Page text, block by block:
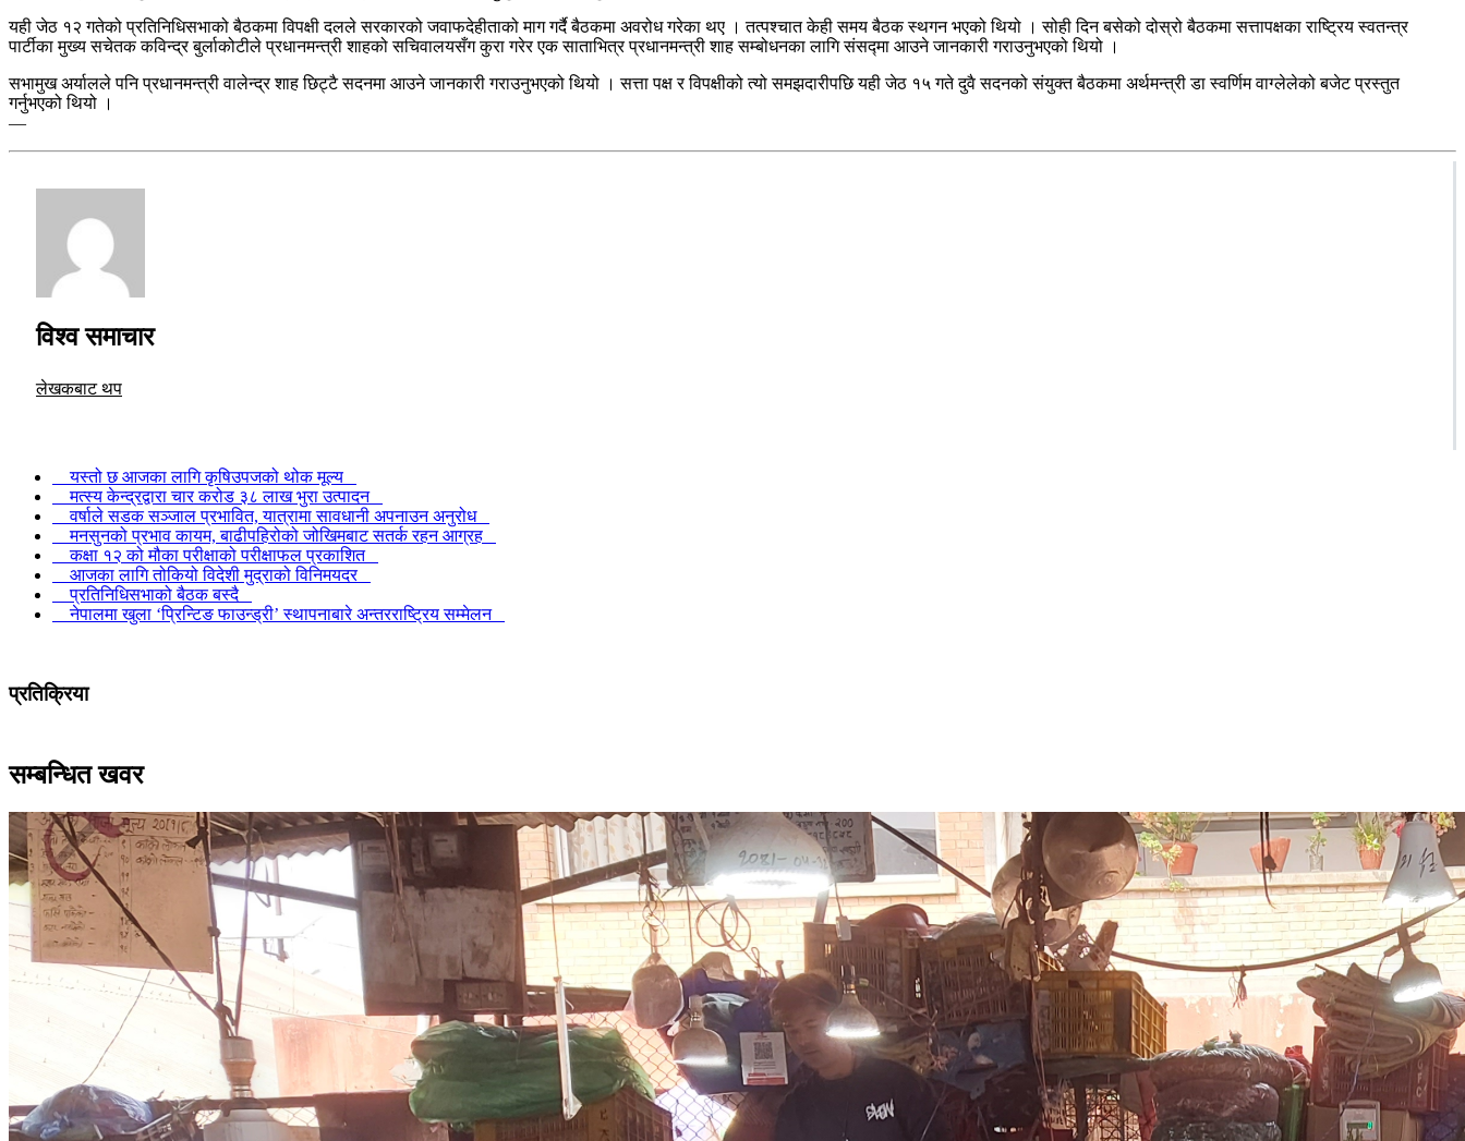
यही जेठ १२ गतेको प्रतिनिधिसभाको बैठकमा विपक्षी दलले सरकारको जवाफदेहीताको माग गर्दै बैठकमा अवरोध गरेका थए । तत्पश्चात केही समय बैठक स्थगन भएको थियो । सोही दिन बसेको दोस्रो बैठकमा सत्तापक्षका राष्ट्रिय स्वतन्त्र
पार्टीका मुख्य सचेतक कविन्द्र बुर्लाकोटीले प्रधानमन्त्री शाहको सचिवालयसँग कुरा गरेर एक साताभित्र प्रधानमन्त्री शाह सम्बोधनका लागि संसद्मा आउने जानकारी गराउनुभएको थियो ।
सभामुख अर्यालले पनि प्रधानमन्त्री वालेन्द्र शाह छिट्टै सदनमा आउने जानकारी गराउनुभएको थियो । सत्ता पक्ष र विपक्षीको त्यो समझदारीपछि यही जेठ १५ गते दुवै सदनको संयुक्त बैठकमा अर्थमन्त्री डा स्वर्णिम वाग्लेलेको बजेट प्रस्तुत
गर्नुभएको थियो ।
—
विश्व समाचार
लेखकबाट थप
यस्तो छ आजका लागि कृषिउपजको थोक मूल्य
मत्स्य केन्द्रद्वारा चार करोड ३८ लाख भुरा उत्पादन
वर्षाले सडक सञ्जाल प्रभावित, यात्रामा सावधानी अपनाउन अनुरोध
मनसुनको प्रभाव कायम, बाढीपहिरोको जोखिमबाट सतर्क रहन आग्रह
कक्षा १२ को मौका परीक्षाको परीक्षाफल प्रकाशित
आजका लागि तोकियो विदेशी मुद्राको विनिमयदर
प्रतिनिधिसभाको बैठक बस्दै
नेपालमा खुला ‘प्रिन्टिङ फाउन्ड्री’ स्थापनाबारे अन्तरराष्ट्रिय सम्मेलन
प्रतिक्रिया
सम्बन्धित खवर